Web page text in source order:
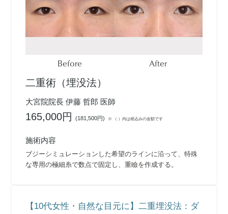
Before After
二重術（埋没法）
大宮院院長 伊藤 哲郎 医師
165,000円(181,500円) ※ （ ）内は税込みの金額です
施術内容
ブジーシミュレーションした希望のラインに沿って、特殊
な専用の極細糸で数点で固定し、重瞼を作成する。
【10代女性・自然な目元に】二重埋没法：ダ